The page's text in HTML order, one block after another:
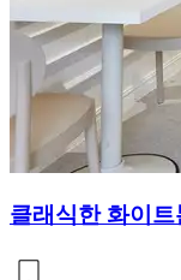
클래식한 화이